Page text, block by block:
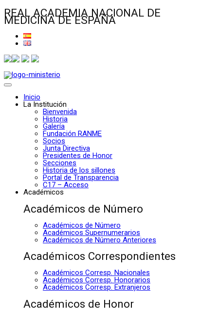
REAL ACADEMIA NACIONAL DE
MEDICINA DE ESPAÑA
Inicio
La Institución
Bienvenida
Historia
Galería
Fundación RANME
Socios
Junta Directiva
Presidentes de Honor
Secciones
Historia de los sillones
Portal de Transparencia
C17 – Acceso
Académicos
Académicos de Número
Académicos de Número
Académicos Supernumerarios
Académicos de Número Anteriores
Académicos Correspondientes
Académicos Corresp. Nacionales
Académicos Corresp. Honorarios
Académicos Corresp. Extranjeros
Académicos de Honor